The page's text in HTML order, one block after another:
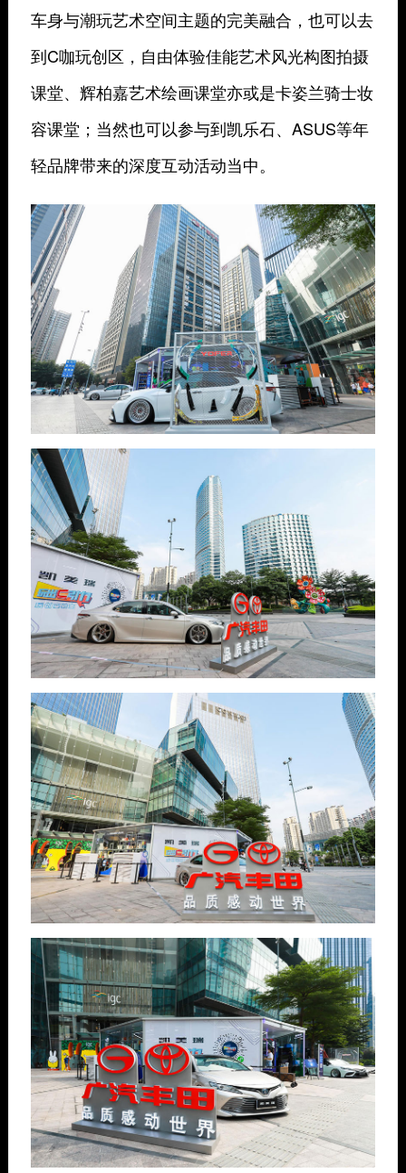
车身与潮玩艺术空间主题的完美融合，也可以去
到C咖玩创区，自由体验佳能艺术风光构图拍摄
课堂、辉柏嘉艺术绘画课堂亦或是卡姿兰骑士妆
容课堂；当然也可以参与到凯乐石、ASUS等年
轻品牌带来的深度互动活动当中。